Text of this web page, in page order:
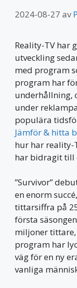
2024-08-27 av
Reality-TV har
utveckling
med program
program har
underhållning,
under
populära
Jämför & hitta
hur har reality-
har bidragit till
”Survivor”
en enorm
tittarsiffra på
första
miljoner
program har
väg för en ny
vanliga